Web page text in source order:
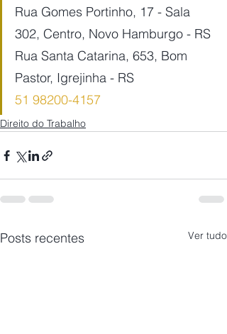
Rua Gomes Portinho, 17 - Sala
302, Centro, Novo Hamburgo - RS
Rua Santa Catarina, 653, Bom
Pastor, Igrejinha - RS
51 98200-4157
Direito do Trabalho
Posts recentes Ver tudo